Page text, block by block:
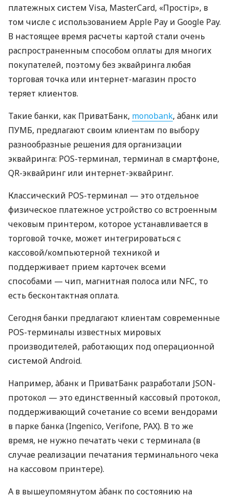
платежных систем Visa, MasterCard, «Простір», в
том числе с использованием Apple Pay и Google Pay.
В настоящее время расчеты картой стали очень
распространенным способом оплаты для многих
покупателей, поэтому без эквайринга любая
торговая точка или интернет-магазин просто
теряет клиентов.
Такие банки, как ПриватБанк, monobank, àбанк или
ПУМБ, предлагают своим клиентам по выбору
разнообразные решения для организации
эквайринга: POS-терминал, терминал в смартфоне,
QR-эквайринг или интернет-эквайринг.
Классический POS-терминал — это отдельное
физическое платежное устройство со встроенным
чековым принтером, которое устанавливается в
торговой точке, может интегрироваться с
кассовой/компьютерной техникой и
поддерживает прием карточек всеми
способами — чип, магнитная полоса или NFC, то
есть бесконтактная оплата.
Сегодня банки предлагают клиентам современные
POS-терминалы известных мировых
производителей, работающих под операционной
системой Android.
Например, àбанк и ПриватБанк разработали JSON-
протокол — это единственный кассовый протокол,
поддерживающий сочетание со всеми вендорами
в парке банка (Ingenico, Verifone, PAX). В то же
время, не нужно печатать чеки с терминала (в
случае реализации печатания терминального чека
на кассовом принтере).
А в вышеупомянутом àбанк по состоянию на